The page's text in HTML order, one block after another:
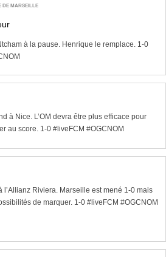
DE MARSEILLE
à la pause. Henrique le remplace. 1-0
à Nice. L’OM devra être plus efficace pour
au score. 1-0 #liveFCM #OGCNOM
l’Allianz Riviera. Marseille est mené 1-0 mais
de marquer. 1-0 #liveFCM #OGCNOM